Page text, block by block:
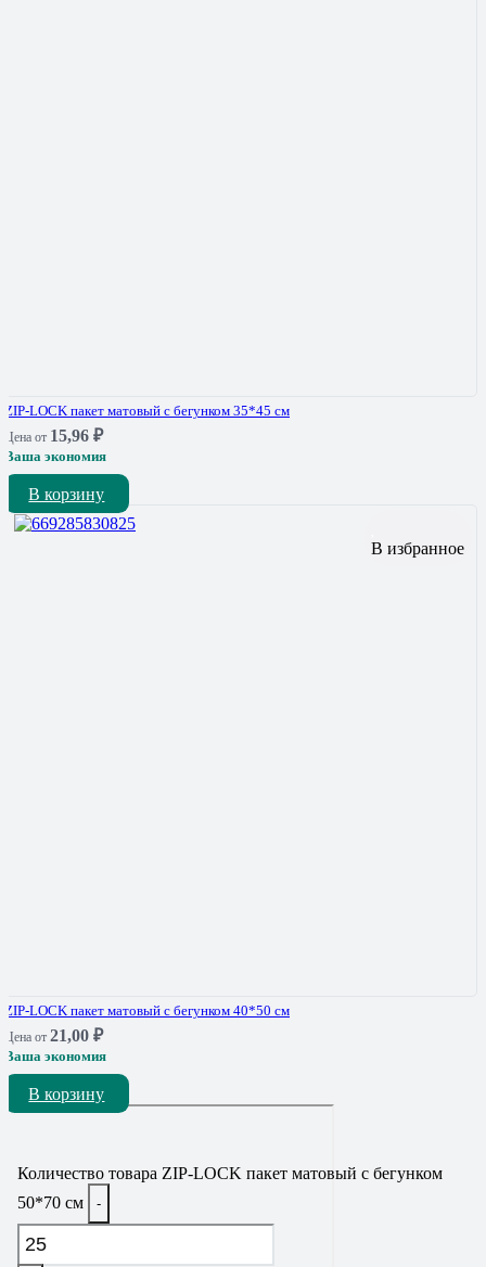
Количество товара ZIP-LOCK пакет матовый с бегунком
50*70 см
-
ZIP-LOCK пакет матовый с бегунком 35*45 см
Цена от 15,96 ₽
Ваша экономия
В корзину
В избранное
ZIP-LOCK пакет матовый с бегунком 40*50 см
Цена от 21,00 ₽
Ваша экономия
В корзину